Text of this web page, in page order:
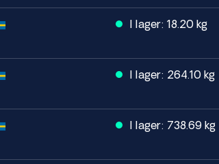
I lager: 18.20 kg
I lager: 264.10 kg
I lager: 738.69 kg